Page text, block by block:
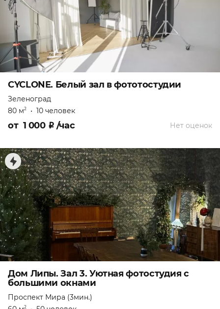
CYCLONE. Белый зал в фототостудии
Зеленоград
80 м2 • 10 человек
Нет оценок
от 1 000 ₽ /час
Дом Липы. Зал 3. Уютная фотостудия с
большими окнами
Проспект Мира (3мин.)
2